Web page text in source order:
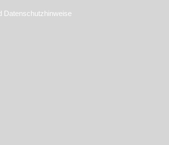
Datenschutzhinweise